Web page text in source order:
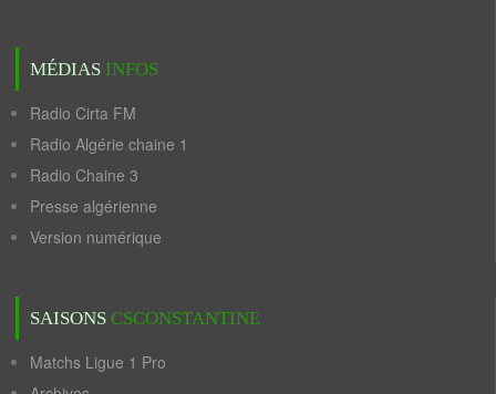
MÉDIAS INFOS
Radio Cirta FM
Radio Algérie chaine 1
Radio Chaine 3
Presse algérienne
Version numérique
SAISONS CSCONSTANTINE
Matchs Ligue 1 Pro